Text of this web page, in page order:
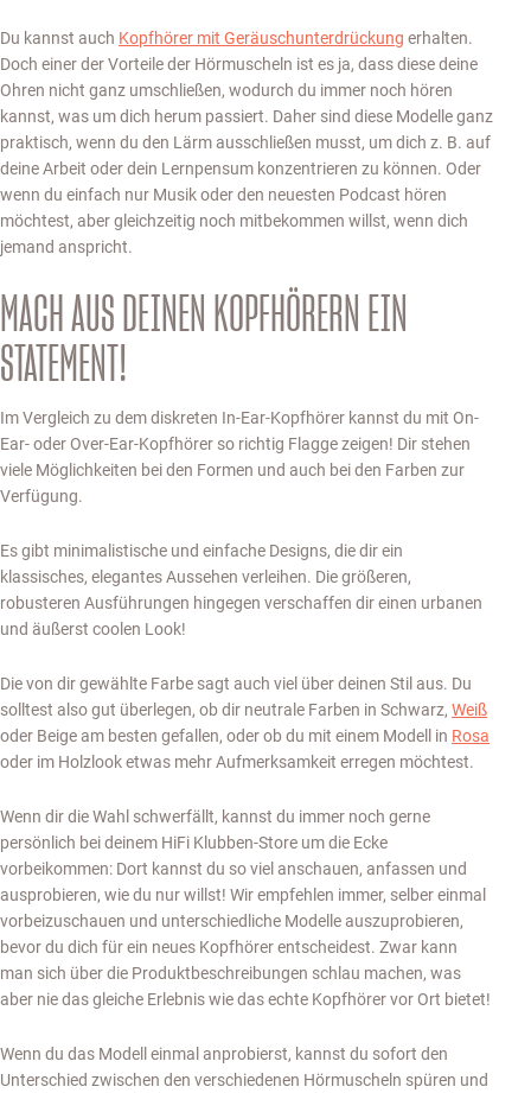
Du kannst auch Kopfhörer mit Geräuschunterdrückung erhalten.
Doch einer der Vorteile der Hörmuscheln ist es ja, dass diese deine
Ohren nicht ganz umschließen, wodurch du immer noch hören
kannst, was um dich herum passiert. Daher sind diese Modelle ganz
praktisch, wenn du den Lärm ausschließen musst, um dich z. B. auf
deine Arbeit oder dein Lernpensum konzentrieren zu können. Oder
wenn du einfach nur Musik oder den neuesten Podcast hören
möchtest, aber gleichzeitig noch mitbekommen willst, wenn dich
jemand anspricht.
MACH AUS DEINEN KOPFHÖRERN EIN
STATEMENT!
Im Vergleich zu dem diskreten In-Ear-Kopfhörer kannst du mit On-
Ear- oder Over-Ear-Kopfhörer so richtig Flagge zeigen! Dir stehen
viele Möglichkeiten bei den Formen und auch bei den Farben zur
Verfügung.
Es gibt minimalistische und einfache Designs, die dir ein
klassisches, elegantes Aussehen verleihen. Die größeren,
robusteren Ausführungen hingegen verschaffen dir einen urbanen
und äußerst coolen Look!
Die von dir gewählte Farbe sagt auch viel über deinen Stil aus. Du
solltest also gut überlegen, ob dir neutrale Farben in Schwarz, Weiß
oder Beige am besten gefallen, oder ob du mit einem Modell in Rosa
oder im Holzlook etwas mehr Aufmerksamkeit erregen möchtest.
Wenn dir die Wahl schwerfällt, kannst du immer noch gerne
persönlich bei deinem HiFi Klubben-Store um die Ecke
vorbeikommen: Dort kannst du so viel anschauen, anfassen und
ausprobieren, wie du nur willst! Wir empfehlen immer, selber einmal
vorbeizuschauen und unterschiedliche Modelle auszuprobieren,
bevor du dich für ein neues Kopfhörer entscheidest. Zwar kann
man sich über die Produktbeschreibungen schlau machen, was
aber nie das gleiche Erlebnis wie das echte Kopfhörer vor Ort bietet!
Wenn du das Modell einmal anprobierst, kannst du sofort den
Unterschied zwischen den verschiedenen Hörmuscheln spüren und